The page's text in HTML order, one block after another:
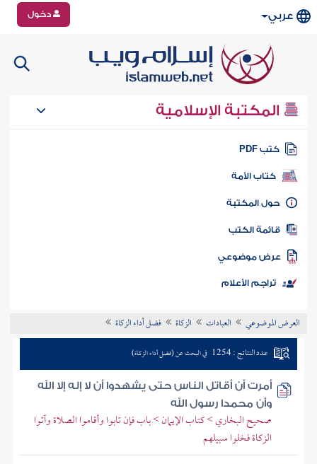
عربي دخول
المكتبة الإسلامية
كتب PDF
كتاب الأمة
المكتبة
الكتب
موضوعي
تراجم الأعلام
العرض الموضوعي العبادات الزكاة فضل أداء الزكاة
عدد النتائج : 1254 في البحث عن (فضل أداء الزكاة)
أمرت أن أقاتل الناس حتى يشهدوا أن لا إله إلا الله
وأن محمدا رسول الله
صحيح البخاري > كتاب الإيمان > باب فإن تابوا وأقاموا الصلاة وآتوا
الزكاة فخلوا سبيلهم